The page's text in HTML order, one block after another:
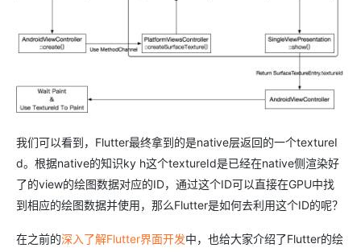
我们可以看到，Flutter最终拿到的是native层返回的一个textureI
d。根据native的知识ky h这个textureId是已经在native侧渲染好
了的view的绘图数据对应的ID，通过这个ID可以直接在GPU中找
到相应的绘图数据并使用，那么Flutter是如何去利用这个ID的呢？
在之前的深入了解Flutter界面开发中，也给大家介绍了Flutter的绘